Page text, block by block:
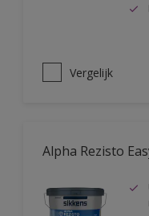
Vergelijk
Alpha Rezisto